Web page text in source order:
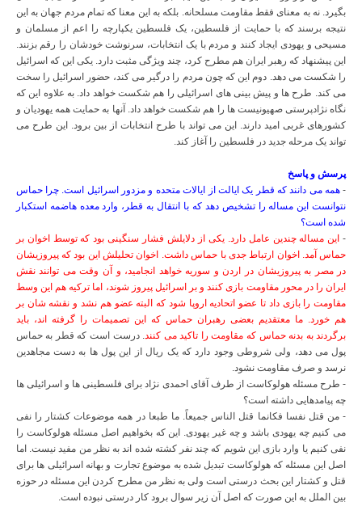
بگیرد. نه به معنای فقط مقاومت مسلحانه. بلکه به این معنا که تمام مردم جهان به این
نتیجه برسند که با حمایت از فلسطین، یک فلسطین یکپارچه را اعم از مسلمان و
مسیحی و یهودی ایجاد کنند و مردم با یک انتخابات، سرنوشت خودشان را رقم بزنند.
این پیشنهاد که رهبر ایران هم مطرح کرد، چند ویژگی مثبت دارد. یکی این که اسرائیل
را شکست می دهد. دوم این که چون مردم را درگیر می کند، حضور اسرائیل را سخت
می کند. طرح ها و پیش بینی های اسرائیلی را هم شکست خواهد داد. به علاوه این که
نگاه نژادپرستی صهیونیست ها را هم شکست خواهد داد. آنها به حمایت همه یهودیان و
کشورهای غربی امید دارند. این می تواند با طرح انتخابات از بین برود. این طرح می
تواند یک مرحله جدید در فلسطین را آغاز کند.
پرسش و پاسخ
-همه می دانند که قطر یک ایالت از ایالات متحده و مزدور اسرائیل است. چرا حماس
نتوانست این مساله را تشخیص دهد که با انتقال به قطر، وارد معده هاضمه استکبار
شده است؟
- این مساله چندین عامل دارد. یکی از دلایلش فشار سنگینی بود که توسط اخوان بر
حماس آمد. اخوان ارتباط جدی با حماس داشت. اخوان تحلیلش این بود که پیروزیشان
در مصر به پیروزیشان در اردن و سوریه خواهد انجامید، و آن وقت می توانند نقش
ایران را در محور مقاومت بازی کنند و بر اسرائیل پیروز شوند، اما ترکیه هم این وسط
مقاومت را بازی داد تا عضو اتحادیه اروپا شود که البته عضو هم نشد و نقشه شان بر
هم خورد. ما معتقدیم بعضی رهبران حماس که این تصمیمات را گرفته اند، باید
برگردند به بدنه حماس که مقاومت را تاکید می کنند. درست است که قطر به حماس
پول می دهد، ولی شروطی وجود دارد که یک ریال از این پول ها به دست مجاهدین
نرسد و صرف مقاومت نشود.
- طرح مسئله هولوکاست از طرف آقای احمدی نژاد برای فلسطینی ها و اسرائیلی ها
چه پیامدهایی داشته است؟
- من قتل نفسا فکانما قتل الناس جمیعاً. ما طبعا در همه موضوعات کشتار را نفی
می کنیم چه یهودی باشد و چه غیر یهودی. این که بخواهیم اصل مسئله هولوکاست را
نفی کنیم یا وارد بازی این شویم که چند نفر کشته شده اند به نظر من مفید نیست. اما
اصل این مسئله که هولوکاست تبدیل شده به موضوع تجارت و بهانه اسرائیلی ها برای
قتل و کشتار این بحث درستی است ولی به نظر من مطرح کردن این مسئله در حوزه
بین الملل به این صورت که اصل آن زیر سوال برود کار درستی نبوده است.